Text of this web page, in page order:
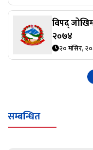
विपद्
२०७४
२० मंसिर,
सम्बन्धित